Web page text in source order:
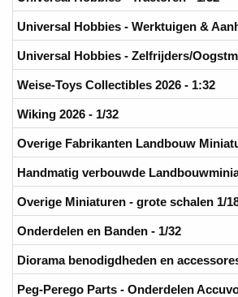
Universal Hobbies - Werktuigen &
Universal Hobbies - Zelfrijders/
Weise-Toys Collectibles 2026 - 1:32
Wiking 2026 - 1/32
Overige Fabrikanten Landbouw
Handmatig verbouwde
Overige Miniaturen - grote schalen 1/
Onderdelen en Banden - 1/32
Diorama benodigdheden en
Peg-Perego Parts - Onderdelen